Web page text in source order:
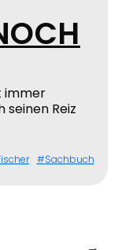
immer
Reiz
Sachbuch